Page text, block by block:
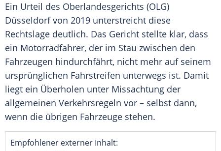
Ein Urteil des Oberlandesgerichts (OLG)
Düsseldorf von 2019 unterstreicht diese
Rechtslage deutlich. Das Gericht stellte klar, dass
ein Motorradfahrer, der im Stau zwischen den
Fahrzeugen hindurchfährt, nicht mehr auf seinem
ursprünglichen Fahrstreifen unterwegs ist. Damit
liegt ein Überholen unter Missachtung der
allgemeinen Verkehrsregeln vor – selbst dann,
wenn die übrigen Fahrzeuge stehen.
Empfohlener externer Inhalt: